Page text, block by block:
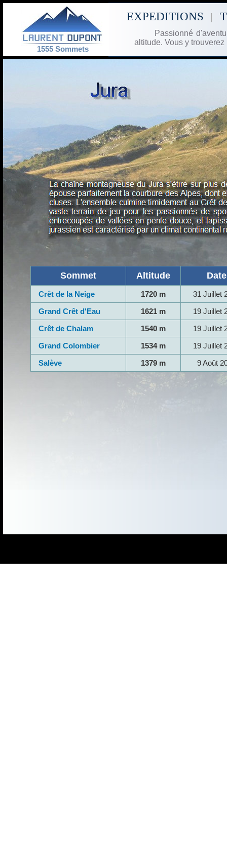
Passionné
altitude. Vous y
Sommet Altitude Date
Crêt de la Neige 1720 m
31 Juillet
Grand Crêt d'Eau
1621 m
19 Juillet
Crêt de Chalam
1540 m
19 Juillet
Grand Colombier
1534 m
19 Juillet
Salève
1379 m 9 Août
1555 Sommets
EXPEDITIONS